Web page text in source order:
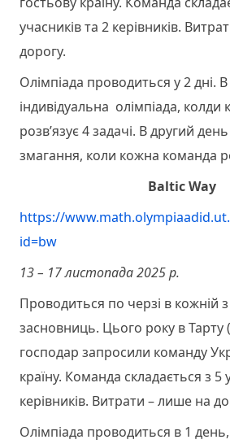
учасників та 2 керівників.
дорогу.
Олімпіада проводиться у 2 дні.
індивідуальна олімпіада,
розв’язує 4 задачі. В другий
змагання, коли кожна команда
BalticWay
https://
id=bw
13 – 17 листопада 2025 р.
Проводиться по черзі в кожній з
засновниць. Цього року в Тарту
господар запросили команду
країну. Команда складається з 5
керівників. Витрати – лише на
Олімпіада проводиться в 1